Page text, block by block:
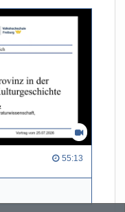
55:13